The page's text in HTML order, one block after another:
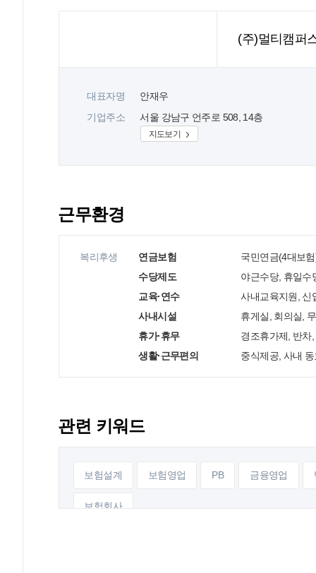
(주)멀티캠퍼
대표자명
안재우
기업주소
서울 강남구 언주로 508, 14층
지도보기
근무환경
복리후생 연금보험
국민연금(4대보
수당제도
야근수당, 휴일수
교육·연수
사내교육지원, 신
사내시설
휴게실, 회의실,
휴가·휴무
경조휴가제, 반차
생활·근무편의
중식제공, 사내
관련 키워드
보험설계 보험영업 PB 금융영업
보험회사